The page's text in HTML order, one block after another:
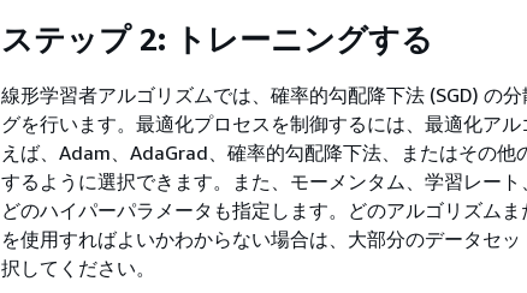
ステップ 2: トレーニングする
線形学習者アルゴリズムでは、確率的勾配降下法 (SGD) の
グを行います。最適化プロセスを制御するには、最適化ア
えば、Adam、AdaGrad、確率的勾配降下法、またはその他
するように選択できます。また、モーメンタム、学習レー
どのハイパーパラメータも指定します。どのアルゴリズム
を使用すればよいかわからない場合は、大部分のデータセ
択してください。